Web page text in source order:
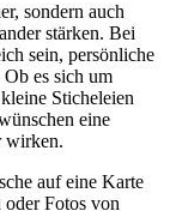
sondern auch
stärken. Bei
sein, persönliche
es sich um
Sticheleien
eine
wirken.
auf eine Karte
Fotos von